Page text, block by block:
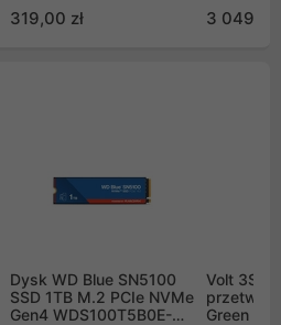
Push Pull (2szt)
319,00 zł
GB2050S)
3 049,00
Dysk WD Blue SN5100
SSD 1TB M.2 PCIe NVMe
Gen4 WDS100T5B0E-
Volt
Green